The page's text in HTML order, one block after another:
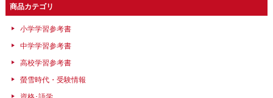
商品カテゴリ
小学学習参考書
中学学習参考書
高校学習参考書
螢雪時代・受験情報